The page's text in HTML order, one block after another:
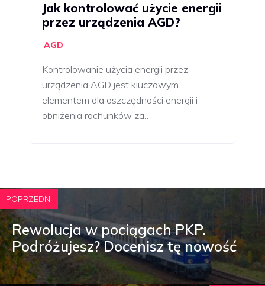
Jak kontrolować użycie energii
przez urządzenia AGD?
AGD
Kontrolowanie użycia energii przez
urządzenia AGD jest kluczowym
elementem dla oszczędności energii i
obniżenia rachunków za…
POPRZEDNI
Rewolucja w pociągach PKP.
Podróżujesz? Docenisz tę nowość